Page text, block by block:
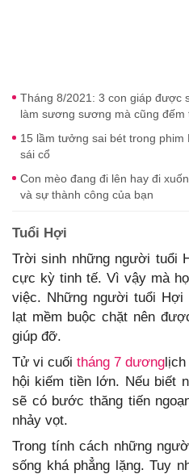
Tháng 8/2021: 3 con giáp được
làm sương sương mà cũng đếm
15 lầm tưởng sai bét trong
sái cổ
Con mèo đang đi lên hay đi
và sự thành công của bạn
Tuổi Hợi
Trời sinh những người tuổi
cực kỳ tinh tế. Vì vậy mà
việc. Những người tuổi Hợi
lạt mềm buộc chặt nên
giúp đỡ.
Tử vi cuối tháng 7 dương
hội kiếm tiền lớn. Nếu biết
sẽ có bước thăng tiến
nhảy vọt.
Trong tính cách những
sống khá phẳng lặng. Tuy